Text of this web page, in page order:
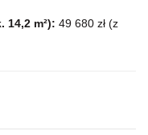
14,2 m²): 49 680 zł (z